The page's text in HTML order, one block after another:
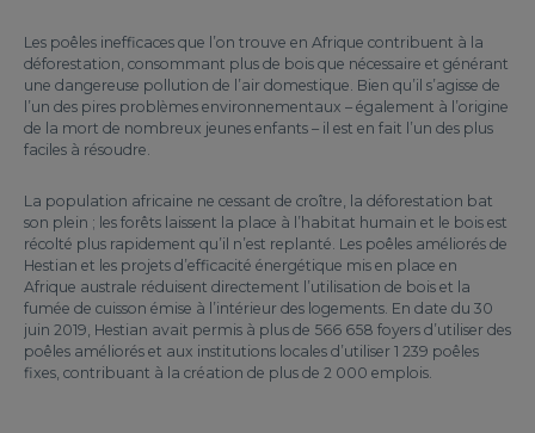
Les poêles inefficaces que l’on trouve en Afrique contribuent à la
déforestation, consommant plus de bois que nécessaire et générant
une dangereuse pollution de l’air domestique. Bien qu’il s’agisse de
l’un des pires problèmes environnementaux – également à l’origine
de la mort de nombreux jeunes enfants – il est en fait l’un des plus
faciles à résoudre.
La population africaine ne cessant de croître, la déforestation bat
son plein ; les forêts laissent la place à l’habitat humain et le bois est
récolté plus rapidement qu’il n’est replanté. Les poêles améliorés de
Hestian et les projets d’efficacité énergétique mis en place en
Afrique australe réduisent directement l’utilisation de bois et la
fumée de cuisson émise à l’intérieur des logements. En date du 30
juin 2019, Hestian avait permis à plus de 566 658 foyers d’utiliser des
poêles améliorés et aux institutions locales d’utiliser 1 239 poêles
fixes, contribuant à la création de plus de 2 000 emplois.